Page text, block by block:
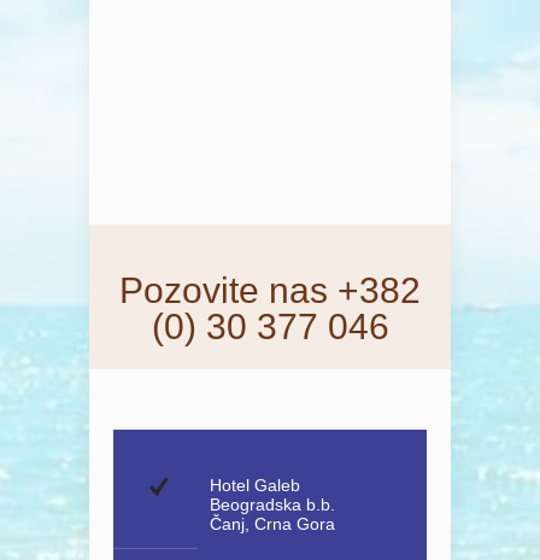
Pozovite nas +382
(0) 30 377 046
Hotel Galeb
Beogradska b.b.
Čanj, Crna Gora